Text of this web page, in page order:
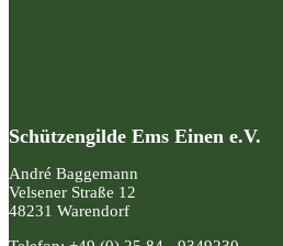
Schützengilde Ems Einen e.V.
André Baggemann
Velsener Straße 12
48231 Warendorf